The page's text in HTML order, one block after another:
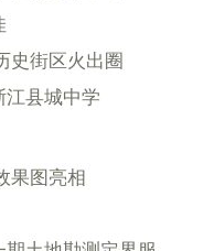
史街区火出圈
江县城中学
果图亮相